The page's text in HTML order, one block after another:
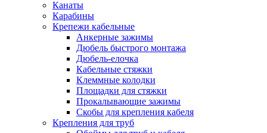
Канаты
Карабины
Крепежи кабельные
Анкерные зажимы
Дюбель быстрого монтажа
Дюбель-елочка
Кабельные стяжки
Клеммные колодки
Площадки для стяжки
Прокалывающие зажимы
Скобы для крепления кабеля
Крепления для труб